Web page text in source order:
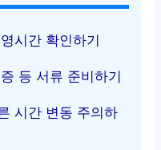
시간 확인하기
등 서류 준비하기
시간 변동 주의하